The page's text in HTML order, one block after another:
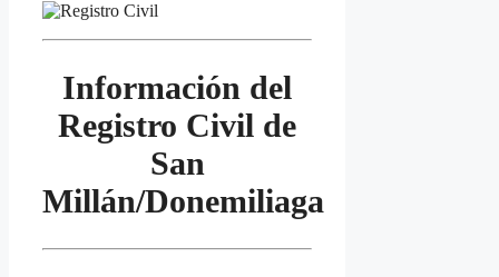
Información del
Registro Civil de
San
Millán/Donemiliaga